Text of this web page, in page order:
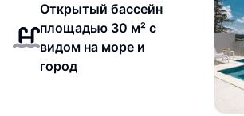
Открытый бассейн
площадью 30 м² с
видом на море и
город